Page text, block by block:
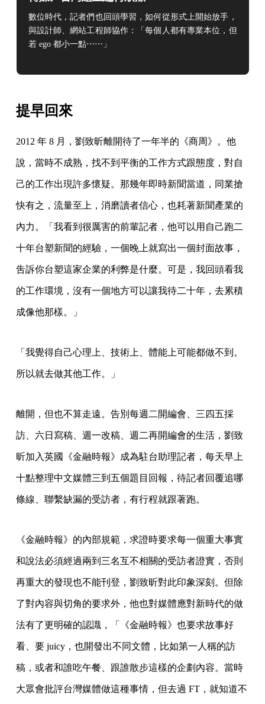
數位時代，記者們也回頭學習，如何從形式上開始放手，
與設計師、網站工程師協作：「每個人都有專業本位，但
若 ego 都小一點⋯⋯」
提早回來
2012 年 8 月，劉致昕離開待了一年半的《商周》。他
說，當時不成熟，找不到平衡的工作方式跟態度，對自
己的工作出現許多懷疑。那幾年即時新聞當道，同業搶
快有之，流量至上，消磨讀者信心，也耗著新聞產業的
內力。「我看到很厲害的前輩記者，他可以用自己跑二
十年台塑新聞的經驗，一個晚上就寫出一個封面故事，
吿訴你台塑這家企業的利弊是什麼。可是，我回頭看我
的工作環境，沒有一個地方可以讓我待二十年，去累積
成像他那樣。」
「我覺得自己心理上、技術上、體能上可能都做不到。
所以就去做其他工作。」
離開，但也不算走遠。告別每週二開編會、三四五採
訪、六日寫稿、週一改稿、週二再開編會的生活，劉致
昕加入英國《金融時報》成為駐台助理記者，每天早上
十點整理中文媒體三到五個題目回報，待記者回覆追哪
條線、聯繫缺漏的受訪者，有行程就跟著跑。
《金融時報》的內部規範，求證時要求每一個重大事實
和說法必須經過兩到三名互不相關的受訪者證實，否則
再重大的發現也不能刊登，劉致昕對此印象深刻。但除
了對內容與切角的要求外，他也對媒體應對新時代的做
法有了更明確的認識，「《金融時報》也要求故事好
看、要 juicy，也開發出不同文體，比如第一人稱的訪
稿，或者和誰吃午餐、跟誰散步這樣的企劃內容。當時
大眾會批評台灣媒體做這種事情，但去過 FT，就知道不